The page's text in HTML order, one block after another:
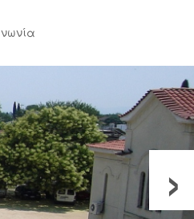
›